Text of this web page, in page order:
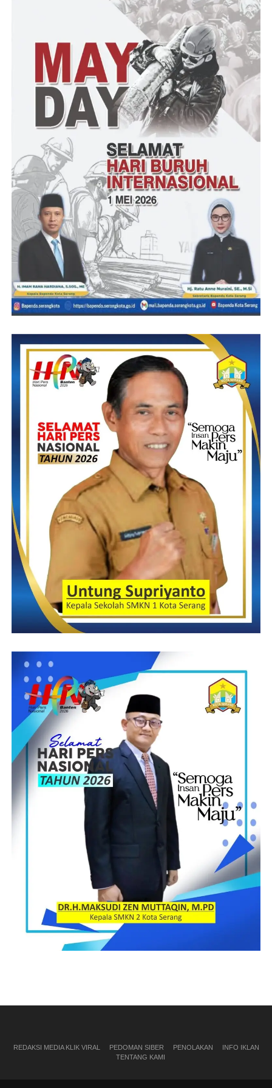
Mengetahui kepala desa Kamasan, ikut menjadi peserta
Muktamar Muhamadiyah dan Aisyiyah di Surakarta Jawa
Tengah, Ati Mulyati, SE, selaku Ketua Tim Inspektorat
Kabupaten Serang, mengungkapkan dalam pesan
WhatsAppnya,” Ko bisa ya padahal masih ada urusan yang lebih
penting berarti dia mah prinsipnya you must go on za ya”
Inspektorat sudah 5 hari ini menunggu kekurangan berkas yang
belum diserahkan oleh Kepala Desa Kamasan,” dalam Pesan
WhatssApnya
( YEN/RG)
REDAKSI MEDIA KLIK VIRAL PEDOMAN SIBER PENOLAKAN
INFO IKLAN
TENTANG KAMI